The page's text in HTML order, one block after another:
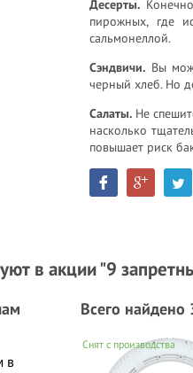
Десерты.
пирожных, где
сальмонеллой.
Сэндвичи. Вы
черный хлеб. Но
Салаты. Не
насколько
повышает риск
в акции "9
в
Всего найдено
Снят с производства